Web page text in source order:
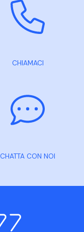
CHIAMACI
CHATTA CON NOI